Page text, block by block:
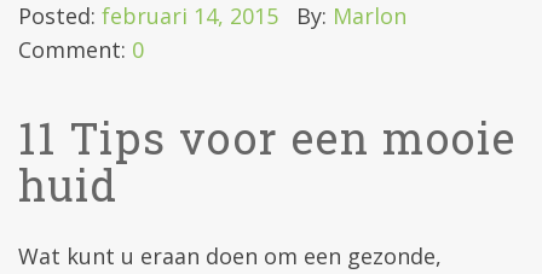
Posted: februari 14, 2015 By: Marlon
Comment: 0
11 Tips voor een mooie
huid
Wat kunt u eraan doen om een gezonde,